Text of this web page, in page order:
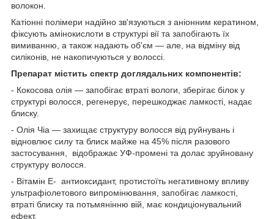
волокон.
Катіонні полімери надійно зв'язуються з аніонним кератином,
фіксують амінокислоти в структурі вії та запобігають їх
вимиванню, а також надають об'єм — але, на відміну від
силіконів, не накопичуються у волоссі.
Препарат містить спектр доглядальних компонентів:
- Кокосова олія — запобігає втраті вологи, зберігає білок у
структурі волосся, регенерує, перешкоджає ламкості, надає
блиску.
- Олія Чіа — захищає структуру волосся від руйнувань і
відновлює силу та блиск майже на 45% після разового
застосування, відображає УФ-промені та долає зруйновану
структуру волосся.
- Вітамін E- антиоксидант, протистоїть негативному впливу
ультрафіолетового випромінювання, запобігає ламкості,
втраті блиску та потьмянінню вій, має кондиціонувальний
ефект.